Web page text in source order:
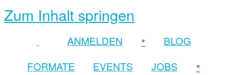
Zum Inhalt springen
ANMELDEN •
BLOG
FORMATE
EVENTS JOBS •